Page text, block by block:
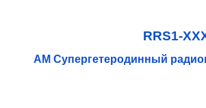
RRS1-
АМ Супергетеродинный